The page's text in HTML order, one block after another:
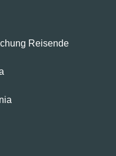
Reisende